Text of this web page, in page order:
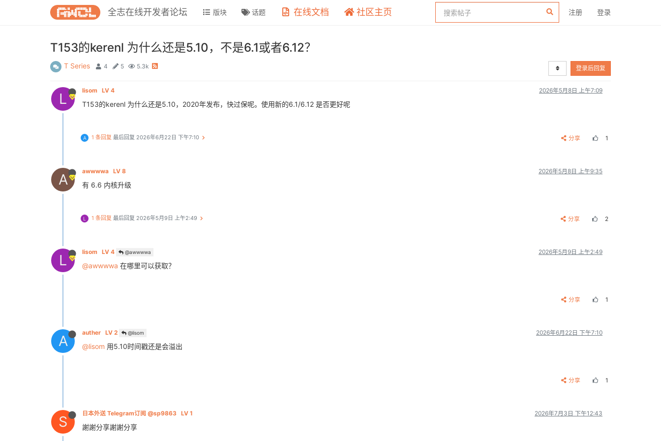
全志在线开发者论坛 注册 登录
版块 话题 在线文档 社区主页
T153的kerenl 为什么还是5.10，不是6.1或者6.12？
T Series 4 5 5.3k 登录后回复
L lisom LV 4 2026年5月8日 上午7:09
T153的kerenl 为什么还是5.10，2020年发布，快过保呢。使用新的6.1/6.12 是否更好呢
A 1 条回复 最后回复 2026年6月22日 下午7:10 分享 1
A awwwwa LV 8 2026年5月8日 上午9:35
有 6.6 内核升级
L 1 条回复 最后回复 2026年5月9日 上午2:49 分享 2
L lisom LV 4 @awwwwa 2026年5月9日 上午2:49
@awwwwa 在哪里可以获取？
分享 1
A auther LV 2 @lisom 2026年6月22日 下午7:10
@lisom 用5.10时间戳还是会溢出
分享 1
S 日本外送 Telegram订阅 @sp9863 LV 1 2026年7月3日 下午12:43
謝謝分享謝謝分享